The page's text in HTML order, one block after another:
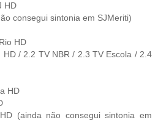
HD
consegui sintonia em SJMeriti)
HD
/ 2.2 TV NBR / 2.3 TV Escola / 2.4
HD
(ainda não consegui sintonia em